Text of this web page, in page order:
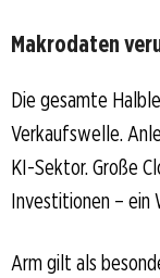
Makrodaten
Die gesamte
Verkaufswelle.
KI-Sektor. Große
Investitionen – ein
Arm gilt als